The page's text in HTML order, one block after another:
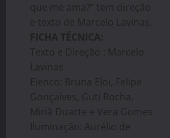
que me ama?” tem direção
e texto de Marcelo Lavinas.
FICHA TÉCNICA:
Texto e Direção : Marcelo
Lavinas
Elenco: Bruna Eloi, Felipe
Gonçalves, Guti Rocha,
Miriã Duarte e Vera Gomes
Iluminação: Aurélio de